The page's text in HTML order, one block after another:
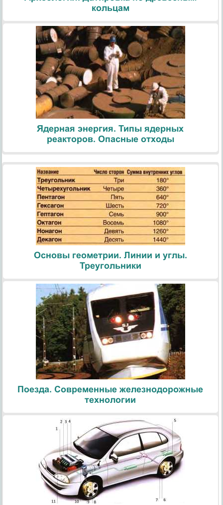
кольцам
Ядерная энергия. Типы ядерных
реакторов. Опасные отходы
Основы геометрии. Линии и углы.
Треугольники
Поезда. Современные железнодорожные
технологии